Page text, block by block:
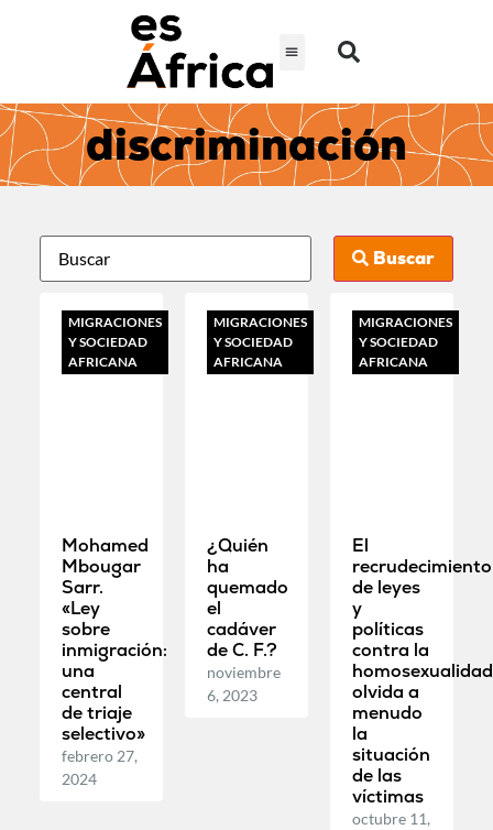
discriminación
Buscar
MIGRACIONES
Y SOCIEDAD
AFRICANA
Mohamed
Mbougar
Sarr.
«Ley
sobre
inmigración:
una
central
de triaje
selectivo»
febrero 27,
2024
MIGRACIONES
Y SOCIEDAD
AFRICANA
¿Quién
ha
quemado
el
cadáver
de C. F.?
noviembre
6, 2023
MIGRACIONES
Y SOCIEDAD
AFRICANA
El
recrudecimiento
de leyes
y
políticas
contra la
homosexualidad
olvida a
menudo
la
situación
de las
víctimas
octubre 11,